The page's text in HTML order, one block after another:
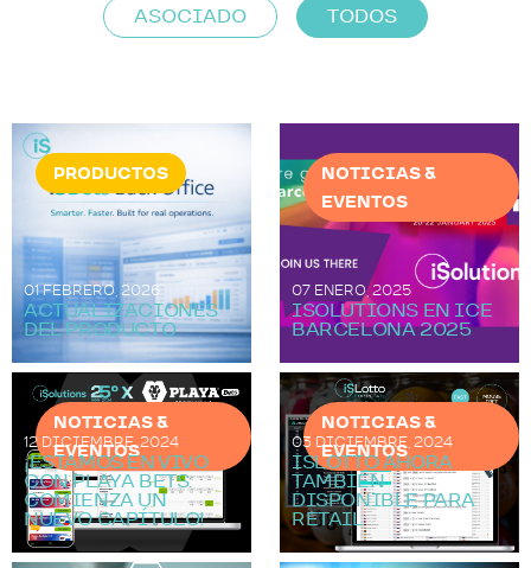
ASOCIADO TODOS
PRODUCTOS
01 FEBRERO, 2026
ACTUALIZACIONES
DEL PRODUCTO
NOTICIAS &
EVENTOS
07 ENERO, 2025
ISOLUTIONS EN ICE
BARCELONA 2025
NOTICIAS &
EVENTOS
12 DICIEMBRE, 2024
¡ESTAMOS EN VIVO
CON PLAYA BETS:
COMIENZA UN
NUEVO CAPÍTULO!
NOTICIAS &
EVENTOS
03 DICIEMBRE, 2024
ISLOTTO AHORA
TAMBIÉN
DISPONIBLE PARA
RETAIL